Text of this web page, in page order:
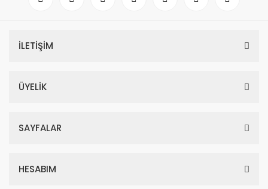
İLETİŞİM
ÜYELİK
SAYFALAR
HESABIM